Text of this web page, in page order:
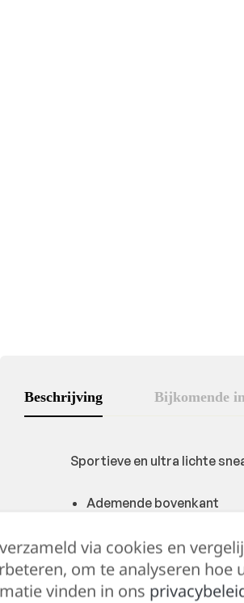
Beschrijving Bijkomende
Sportieve en ultra lichte
Ademende bovenkant
Uitneembare buitenzool
CE-Norm
via cookies en
om te analyseren hoe
vinden in ons